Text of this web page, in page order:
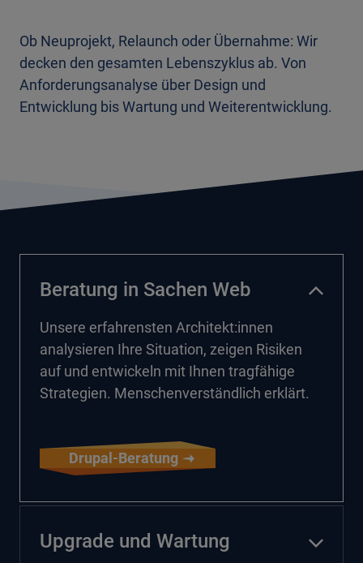
Ob Neuprojekt, Relaunch oder Übernahme: Wir
decken den gesamten Lebenszyklus ab. Von
Anforderungsanalyse über Design und
Entwicklung bis Wartung und Weiterentwicklung.
Beratung in Sachen Web
Unsere erfahrensten Architekt:innen
analysieren Ihre Situation, zeigen Risiken
auf und entwickeln mit Ihnen tragfähige
Strategien. Menschenverständlich erklärt.
Drupal-Beratung
Upgrade und Wartung